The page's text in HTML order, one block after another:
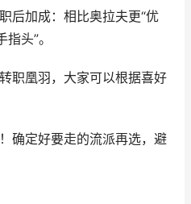
后加成：相比奥拉夫更“优
头”。
职凰羽，大家可以根据喜好
确定好要走的流派再选，避